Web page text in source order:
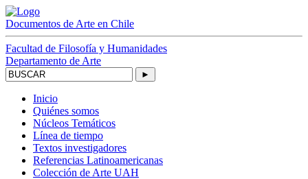
Documentos de Arte en Chile
Facultad de Filosofía y Humanidades
Departamento de Arte
►
Inicio
Quiénes somos
Núcleos Temáticos
Línea de tiempo
Textos investigadores
Referencias Latinoamericanas
Colección de Arte UAH